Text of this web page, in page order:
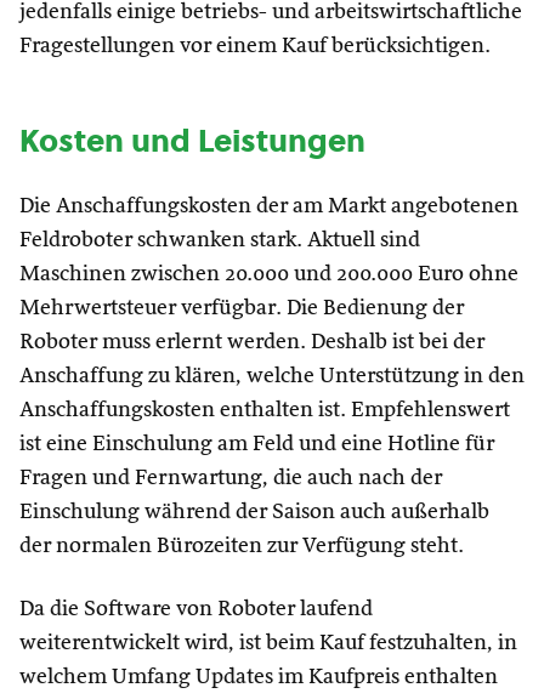
jedenfalls einige betriebs- und arbeitswirtschaftliche
Fragestellungen vor einem Kauf berücksichtigen.
Kosten und Leistungen
Die Anschaffungskosten der am Markt angebotenen
Feldroboter schwanken stark. Aktuell sind
Maschinen zwischen 20.000 und 200.000 Euro ohne
Mehrwertsteuer verfügbar. Die Bedienung der
Roboter muss erlernt werden. Deshalb ist bei der
Anschaffung zu klären, welche Unterstützung in den
Anschaffungskosten enthalten ist. Empfehlenswert
ist eine Einschulung am Feld und eine Hotline für
Fragen und Fernwartung, die auch nach der
Einschulung während der Saison auch außerhalb
der normalen Bürozeiten zur Verfügung steht.
Da die Software von Roboter laufend
weiterentwickelt wird, ist beim Kauf festzuhalten, in
welchem Umfang Updates im Kaufpreis enthalten